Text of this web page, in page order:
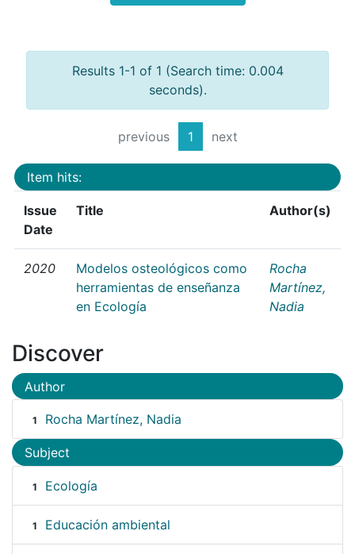
Results 1-1 of 1 (Search time: 0.004
seconds).
previous 1 next
Item hits:
Issue
Date
Title Author(s)
2020
Modelos osteológicos como
herramientas de enseñanza
en Ecología
Rocha
Martínez,
Nadia
Discover
Author
1 Rocha Martínez, Nadia
Subject
1 Ecología
1 Educación ambiental